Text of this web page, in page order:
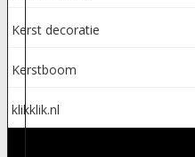
Kerst decoratie
Kerstboom
klikklik.nl